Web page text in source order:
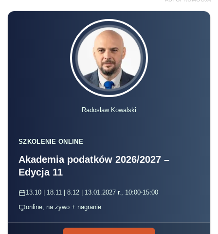
Radosław Kowalski
SZKOLENIE ONLINE
Akademia podatków 2026/2027 –
Edycja 11
13.10 | 18.11 | 8.12 | 13.01.2027 r., 10:00-15:00
online, na żywo + nagranie